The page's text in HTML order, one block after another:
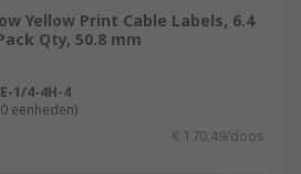
Yellow Print Cable Labels, 6.4
Qty, 50.8 mm
1/4-4H-4
eenheden)
€ 170,49/doos